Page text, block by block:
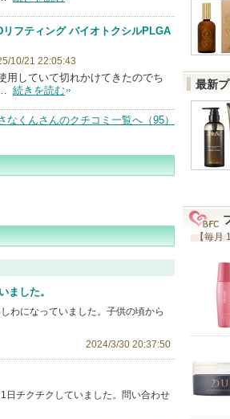
フティング バイオトクシルPLGA
10/21 22:05:43
用していて切れかけてきたのでち
続きを読む
なくんさんのクチコミ一覧へ（95）
ました。
わになっていました。子供の頃から
2024/3/30 20:37:50
日チクチクしていました。問い合わせ
最新
【毎月